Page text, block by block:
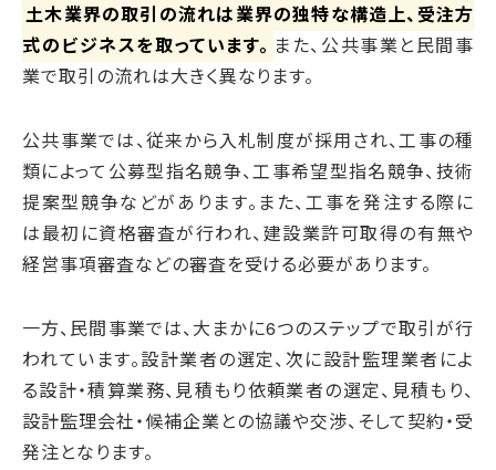
土木業界の取引の流れは業界の独特な構造上、受注方
式のビジネスを取っています。 また、公共事業と民間事
業で取引の流れは大きく異なります。
公共事業では、従来から入札制度が採用され、工事の種
類によって公募型指名競争、工事希望型指名競争、技術
提案型競争などがあります。また、工事を発注する際に
は最初に資格審査が行われ、建設業許可取得の有無や
経営事項審査などの審査を受ける必要があります。
一方、民間事業では、大まかに6つのステップで取引が行
われています。設計業者の選定、次に設計監理業者によ
る設計・積算業務、見積もり依頼業者の選定、見積もり、
設計監理会社・候補企業との協議や交渉、そして契約・受
発注となります。